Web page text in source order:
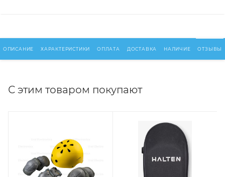
ОПИСАНИЕ ХАРАКТЕРИСТИКИ ОПЛАТА ДОСТАВКА НАЛИЧИЕ ОТЗЫВЫ
С этим товаром покупают